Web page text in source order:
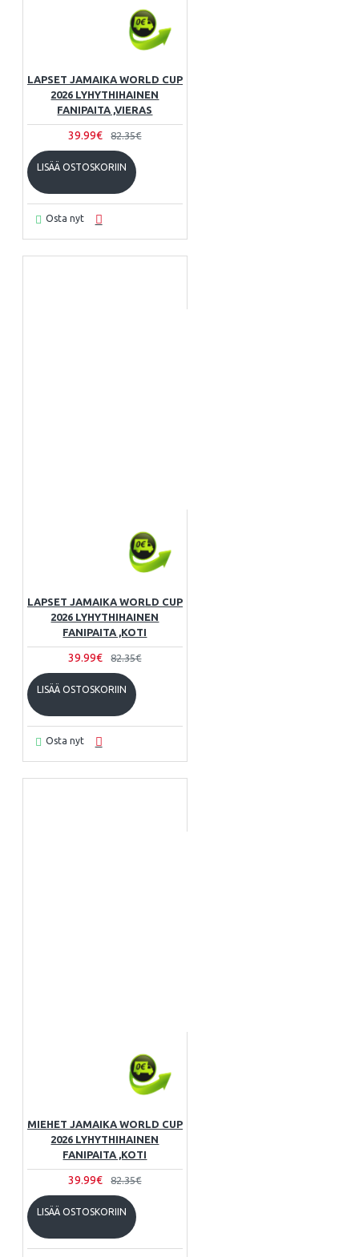
LAPSET JAMAIKA WORLD CUP
2026 LYHYTHIHAINEN
FANIPAITA ,VIERAS
39.99€ 82.35€
LISÄÄ OSTOSKORIIN
Osta nyt
LAPSET JAMAIKA WORLD CUP
2026 LYHYTHIHAINEN
FANIPAITA ,KOTI
39.99€ 82.35€
LISÄÄ OSTOSKORIIN
Osta nyt
MIEHET JAMAIKA WORLD CUP
2026 LYHYTHIHAINEN
FANIPAITA ,KOTI
39.99€ 82.35€
LISÄÄ OSTOSKORIIN